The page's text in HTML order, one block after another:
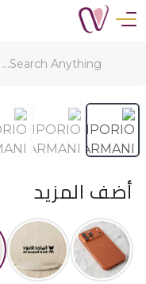
أضف المزيد